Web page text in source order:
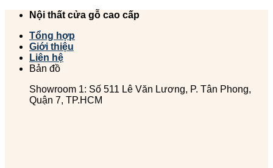
Chuyển
dung
Nội thất cửa gỗ cao cấp
Tổng hợp
Giới thiệu
Liên hệ
Bản đồ
Showroom 1: Số 511 Lê Văn Lương, P. Tân Phong,
Quận 7, TP.HCM